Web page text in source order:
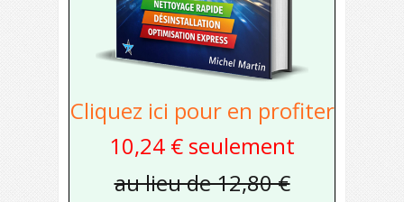
Cliquez ici pour en profiter
10,24 € seulement
au lieu de 12,80 €